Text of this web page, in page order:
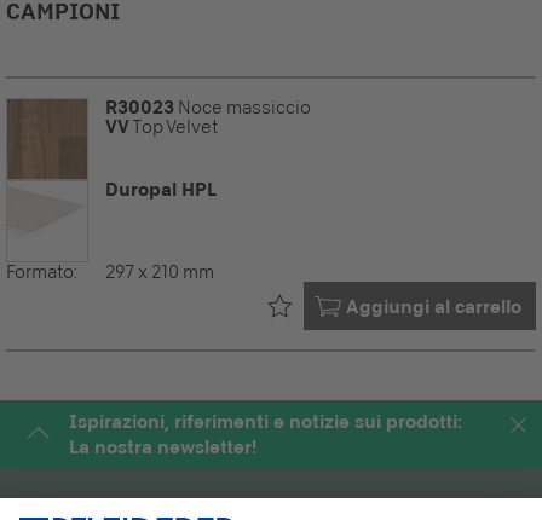
CAMPIONI
R30023 Noce massiccio
VVTop Velvet
Duropal HPL
Formato: 297 x 210 mm
Aggiungi al carrello
Già nel tuo
Ispirazioni, riferimenti e notizie sui prodotti:
La nostra newsletter!